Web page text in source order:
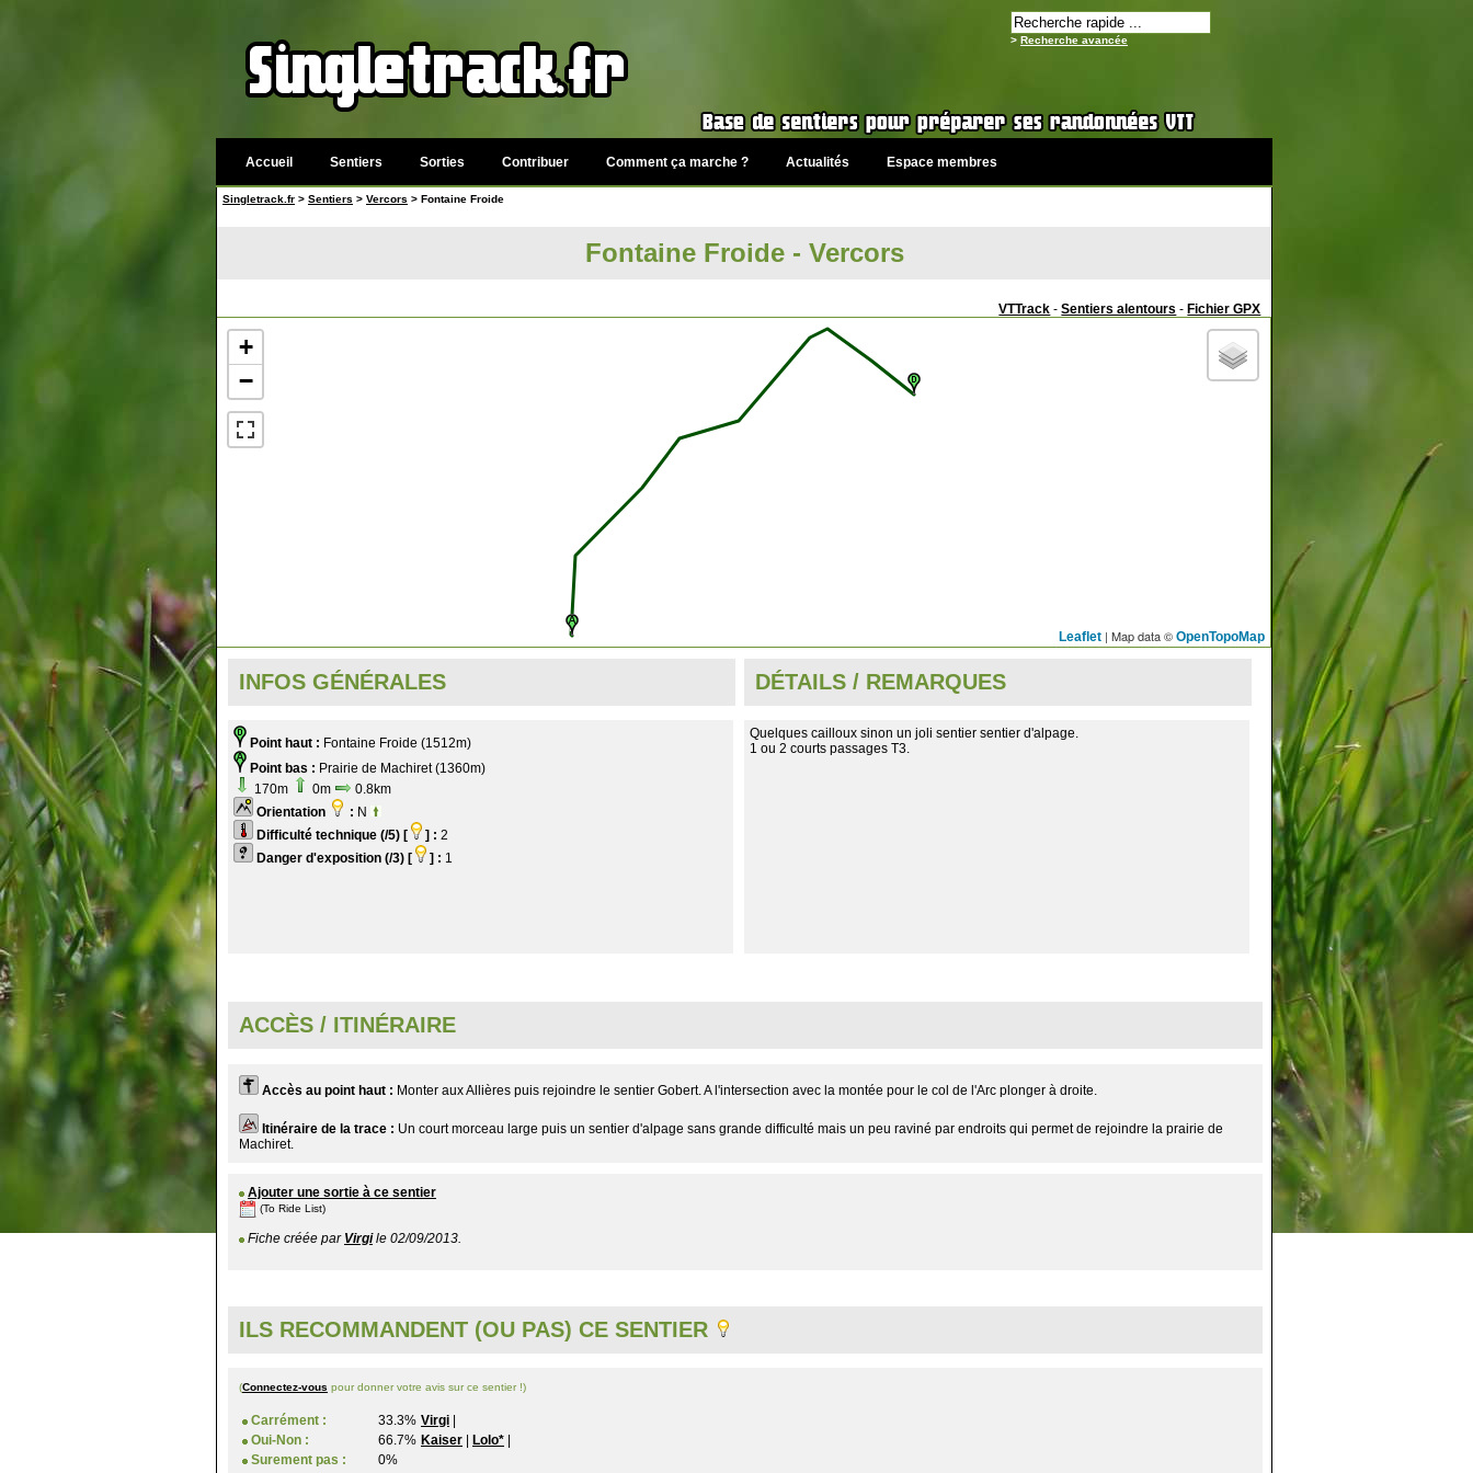
> Recherche avancée
Accueil Sentiers Sorties Contribuer Comment ça marche ? Actualités Espace membres
Singletrack.fr > Sentiers > Vercors > Fontaine Froide
Fontaine Froide - Vercors
VTTrack -Sentiers alentours -Fichier GPX
+
−
Leaflet | Map data © OpenTopoMap
INFOS GÉNÉRALES
Point haut : Fontaine Froide (1512m)
Point bas : Prairie de Machiret (1360m)
170m
0m
0.8km
Orientation
: N
Difficulté technique (/5) [
] : 2
Danger d'exposition (/3) [
] : 1
DÉTAILS / REMARQUES
Quelques cailloux sinon un joli sentier sentier d'alpage.
1 ou 2 courts passages T3.
ACCÈS / ITINÉRAIRE
Accès au point haut : Monter aux Allières puis rejoindre le sentier Gobert. A l'intersection avec la montée pour le col de l'Arc plonger à droite.
Itinéraire de la trace : Un court morceau large puis un sentier d'alpage sans grande difficulté mais un peu raviné par endroits qui permet de rejoindre la prairie de
Machiret.
Ajouter une sortie à ce sentier
(To Ride List)
Fiche créée par Virgile 02/09/2013.
ILS RECOMMANDENT (OU PAS) CE SENTIER
(Connectez-vous pour donner votre avis sur ce sentier !)
Carrément : 33.3% Virgi
Oui-Non :
66.7% Kaiser Lolo*
Surement pas :
0%